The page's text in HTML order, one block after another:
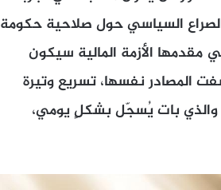
السياسي حول صلاحية حكومة
مقدمها الأزمة المالية سيكون
المصادر نفسها، تسريع وتيرة
والذي بات يُسجّل بشكلٍ يومي،